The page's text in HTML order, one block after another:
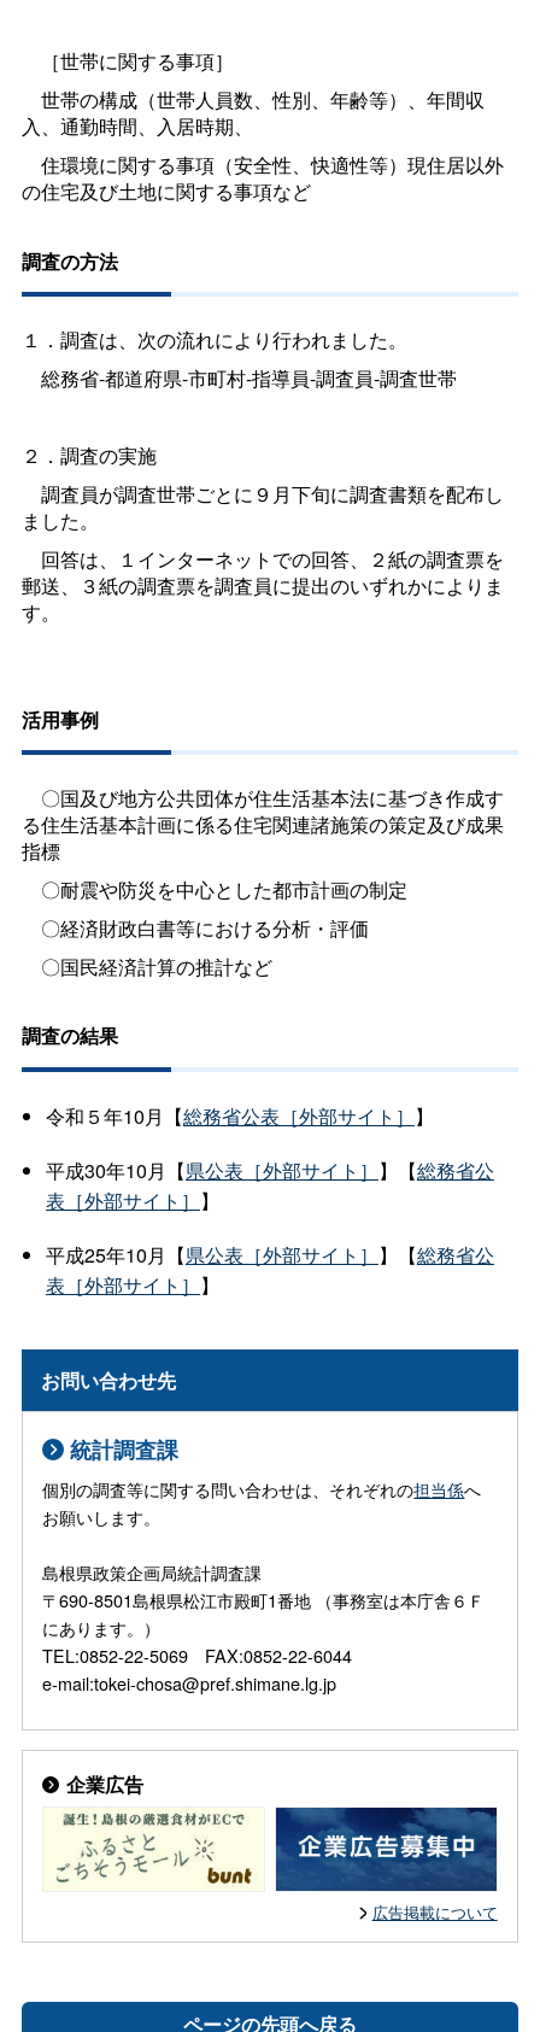
［世帯に関する事項］
世帯の構成（世帯人員数、性別、年齢等）、年間収
入、通勤時間、入居時期、
住環境に関する事項（安全性、快適性等）現住居以外
の住宅及び土地に関する事項など
調査の方法
１．調査は、次の流れにより行われました。
総務省-都道府県-市町村-指導員-調査員-調査世帯
２．調査の実施
調査員が調査世帯ごとに９月下旬に調査書類を配布し
ました。
回答は、１インターネットでの回答、２紙の調査票を
郵送、３紙の調査票を調査員に提出のいずれかによりま
す。
活用事例
〇国及び地方公共団体が住生活基本法に基づき作成す
る住生活基本計画に係る住宅関連諸施策の策定及び成果
指標
〇耐震や防災を中心とした都市計画の制定
〇経済財政白書等における分析・評価
〇国民経済計算の推計など
調査の結果
令和５年10月【総務省公表［外部サイト］ 】
平成30年10月【県公表［外部サイト］ 】【総務省公
表［外部サイト］ 】
平成25年10月【県公表［外部サイト］ 】【総務省公
表［外部サイト］ 】
お問い合わせ先
統計調査課
個別の調査等に関する問い合わせは、それぞれの担当係へ
お願いします。
島根県政策企画局統計調査課
〒690-8501島根県松江市殿町1番地 （事務室は本庁舎６Ｆ
にあります。）
TEL:0852-22-5069 FAX:0852-22-6044
e-mail:tokei-chosa@pref.shimane.lg.jp
企業広告
広告掲載について
ページの先頭へ戻る